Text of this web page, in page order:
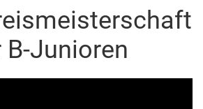
B-Junioren